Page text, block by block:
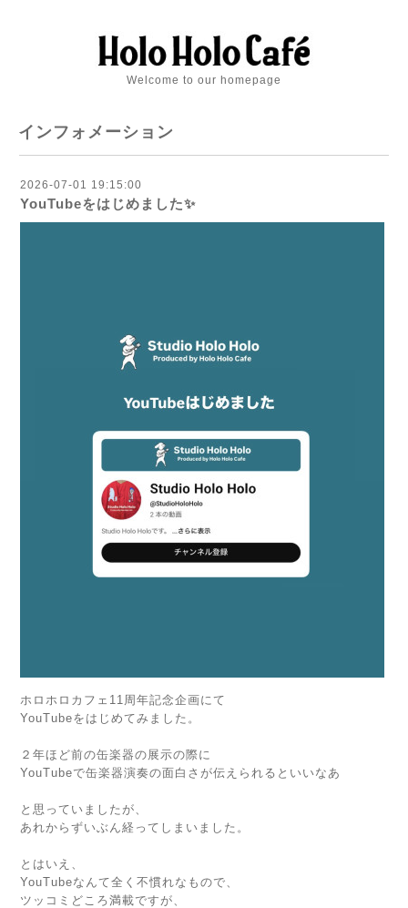
Welcome to our homepage
インフォメーション
2026-07-01 19:15:00
YouTubeをはじめました✨
ホロホロカフェ11周年記念企画にて
YouTubeをはじめてみました。
２年ほど前の缶楽器の展示の際に
YouTubeで缶楽器演奏の面白さが伝えられるといいなあ
と思っていましたが、
あれからずいぶん経ってしまいました。
とはいえ、
YouTubeなんて全く不慣れなもので、
ツッコミどころ満載ですが、